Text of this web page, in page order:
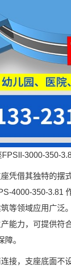
3000-350-
凭借其独特的摆
4000-350-3.81
等领域应用广泛
能力，可提供符
。
接，支座底面不